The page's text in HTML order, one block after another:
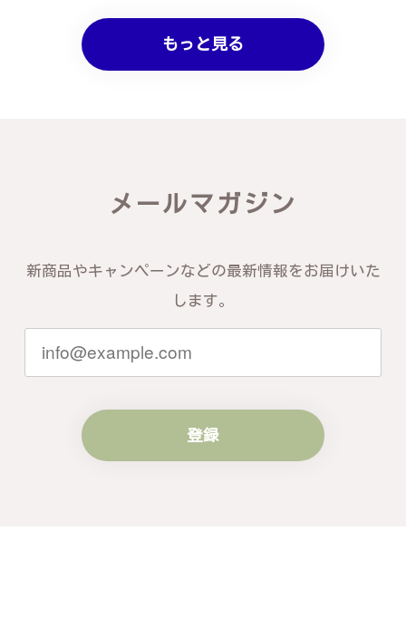
もっと見る
メールマガジン
新商品やキャンペーンなどの最新情報をお届けいた
します。
登録